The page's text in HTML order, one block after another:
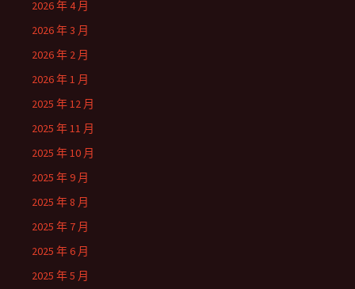
2026 年 4 月
2026 年 3 月
2026 年 2 月
2026 年 1 月
2025 年 12 月
2025 年 11 月
2025 年 10 月
2025 年 9 月
2025 年 8 月
2025 年 7 月
2025 年 6 月
2025 年 5 月